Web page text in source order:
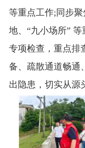
等重点工作;同步
地、“九小场所”
专项检查，重点排
备、疏散通道畅通
出隐患，切实从源